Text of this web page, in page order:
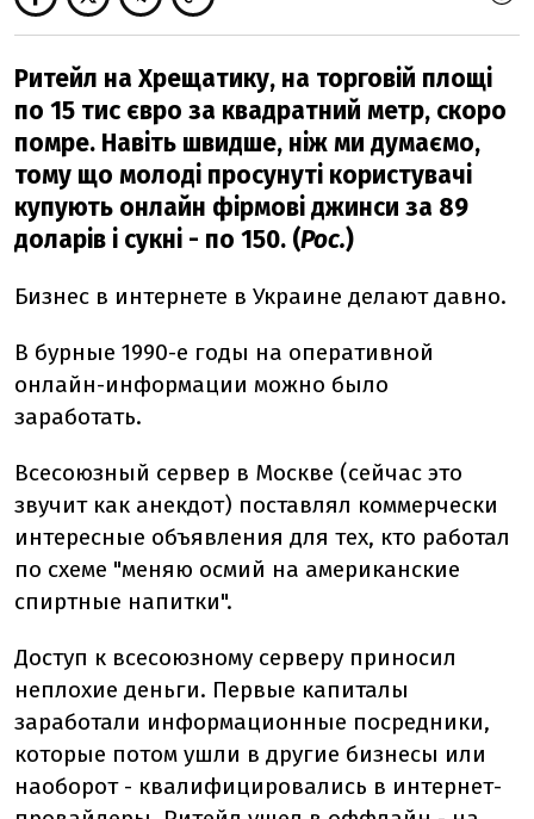
Ритейл на Хрещатику, на торговій площі
по 15 тис євро за квадратний метр, скоро
помре. Навіть швидше, ніж ми думаємо,
тому що молоді просунуті користувачі
купують онлайн фірмові джинси за 89
доларів і сукні - по 150. (Рос.)
Бизнес в интернете в Украине делают давно.
В бурные 1990-е годы на оперативной
онлайн-информации можно было
заработать.
Всесоюзный сервер в Москве (сейчас это
звучит как анекдот) поставлял коммерчески
интересные объявления для тех, кто работал
по схеме "меняю осмий на американские
спиртные напитки".
Доступ к всесоюзному серверу приносил
неплохие деньги. Первые капиталы
заработали информационные посредники,
которые потом ушли в другие бизнесы или
наоборот - квалифицировались в интернет-